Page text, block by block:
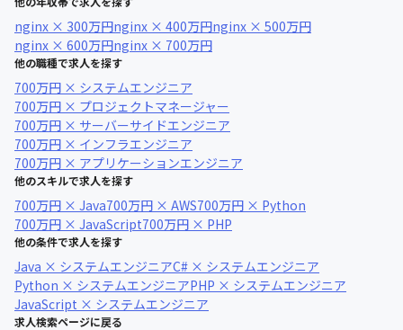
nginx × 300万円nginx × 400万円nginx × 500万円
nginx × 600万円nginx × 700万円
他の職種で求人を探す
700万円 × システムエンジニア
700万円 × プロジェクトマネージャー
700万円 × サーバーサイドエンジニア
700万円 × インフラエンジニア
700万円 × アプリケーションエンジニア
他のスキルで求人を探す
700万円 × Java700万円 × AWS700万円 × Python
700万円 × JavaScript700万円 × PHP
他の条件で求人を探す
Java × システムエンジニアC# × システムエンジニア
Python × システムエンジニアPHP × システムエンジニア
JavaScript × システムエンジニア
求人検索ページに戻る